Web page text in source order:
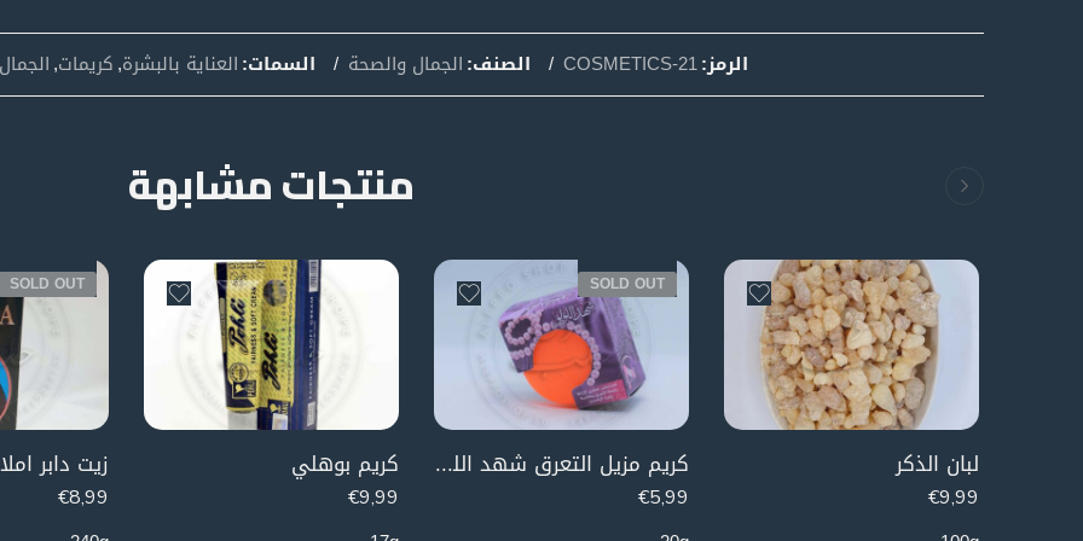
الرمز:COSMETICS-21 الصنف:الجمال والصحة السمات:العناية بالبشرة,كريمات,
منتجات مشابهة
لبان الذكر
€9,99
SOLD OUT
كريم مزيل التعرق شهد اللؤلؤ
€5,99
كريم بوهلي
€9,99
SOLD OUT
زيت دابر
€8,99